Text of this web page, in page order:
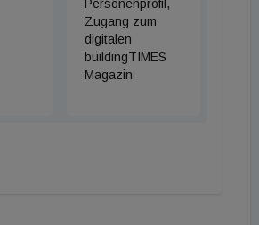
Personenprofil,
Zugang zum
digitalen
buildingTIMES
Magazin